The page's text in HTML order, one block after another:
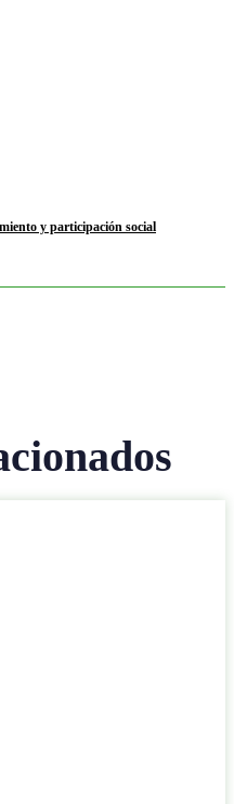
y participación social